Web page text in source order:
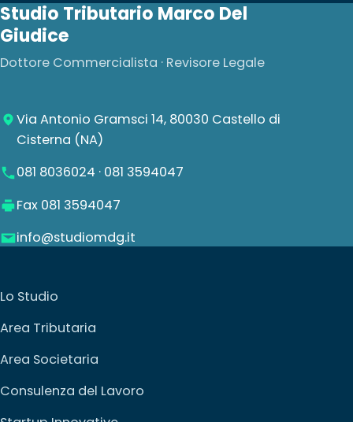
Studio Tributario Marco Del
Giudice
Dottore Commercialista · Revisore Legale
Via Antonio Gramsci 14, 80030 Castello di
Cisterna (NA)
081 8036024 · 081 3594047
Fax 081 3594047
info@studiomdg.it
Lo Studio
Area Tributaria
Area Societaria
Consulenza del Lavoro